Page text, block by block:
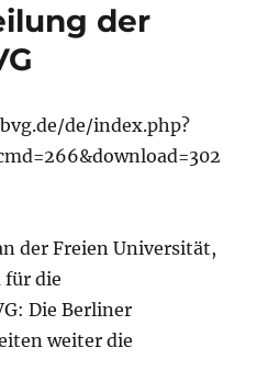
der
de/index.php?
der Freien Universität,
für die
Die Berliner
weiter die